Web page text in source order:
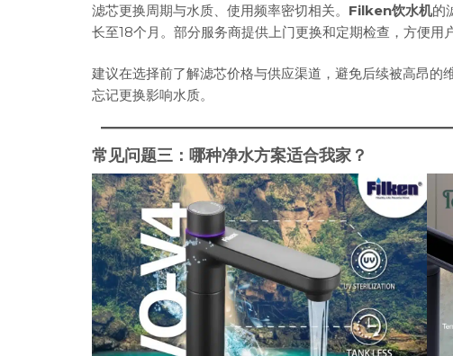
滤芯更换周期与水质、使用频率密切相关。 Filken饮水机的
长至18个月。部分服务商提供上门更换和定期检查，方便用
建议在选择前了解滤芯价格与供应渠道，避免后续被高昂
忘记更换影响水质。
常见问题三：哪种净水方案适合我家？